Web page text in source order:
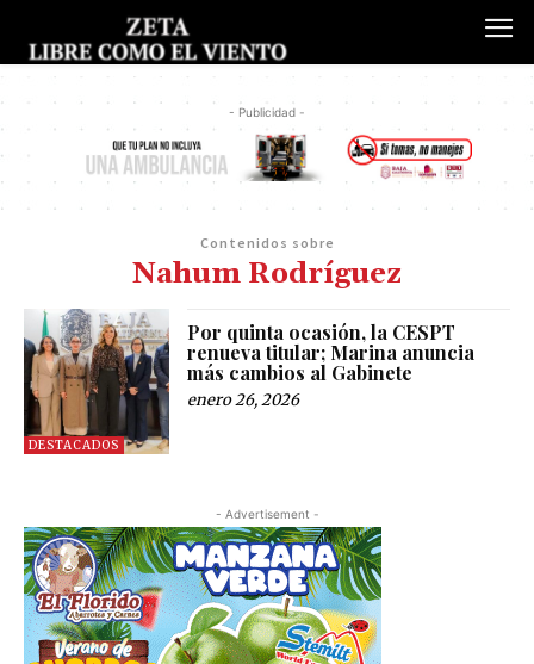
- Publicidad -
Contenidos sobre
Nahum Rodríguez
DESTACADOS
Por quinta ocasión, la CESPT
renueva titular; Marina anuncia
más cambios al Gabinete
enero 26, 2026
- Advertisement -